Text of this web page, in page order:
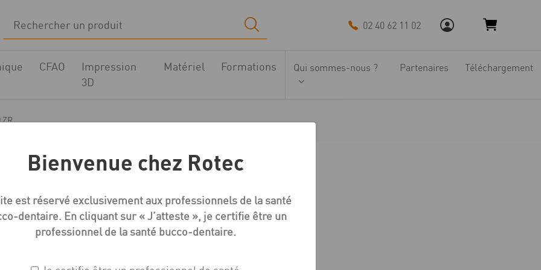
02 40 62 11 02
CFAO
Impression
3D
Matériel Formations Qui sommes-nous ? Partenaires Téléchargement
ZR
Four Vario 230 ZR
Bienvenue chez Rotec
est réservé exclusivement aux professionnels de la santé
dentaire. En cliquant sur « J’atteste », je certifie être un
professionnel de la santé bucco-dentaire.